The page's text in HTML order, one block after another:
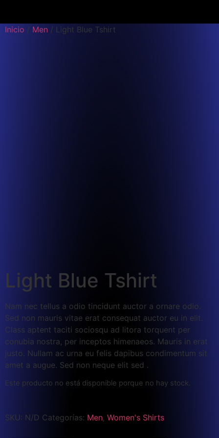
Inicio / Men / Light Blue Tshirt
Light Blue Tshirt
Nam nec tellus a odio tincidunt auctor a ornare odio.
Sed non mauris vitae erat consequat auctor eu in elit.
Class aptent taciti sociosqu ad litora torquent per
conubia nostra, per inceptos himenaeos. Mauris in erat
justo. Nullam ac urna eu felis dapibus condimentum sit
amet a augue. Sed non neque elit sed .
Este producto no está disponible porque no hay stock.
SKU: N/D Categorías: Men, Women's Shirts